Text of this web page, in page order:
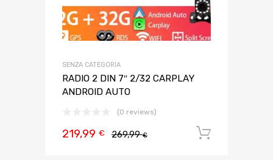
SENZA CATEGORIA
RADIO 2 DIN 7″ 2/32 CARPLAY
ANDROID AUTO
(0 reviews)
269,99€
219,99 €